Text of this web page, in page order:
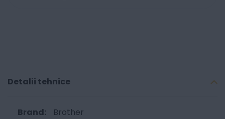
Detalii tehnice
Brother